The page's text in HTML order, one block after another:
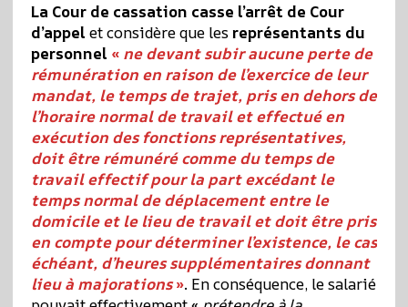
La Cour de cassation casse l’arrêt de Cour
d’appel et considère que lesreprésentants du
personnel « ne devant subir aucune perte de
rémunération en raison de l’exercice de leur
mandat, le temps de trajet, pris en dehors de
l’horaire normal de travail et effectué en
exécution des fonctions représentatives,
doit être rémunéré comme du temps de
travail effectif pour la part excédant le
temps normal de déplacement entre le
domicile et le lieu de travail et doit être pris
en compte pour déterminer l’existence, le cas
échéant, d’heures supplémentaires donnant
lieu à majorations». En conséquence, le salarié